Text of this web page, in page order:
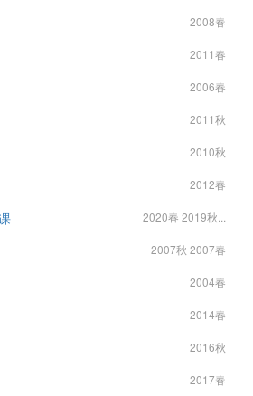
2008春
2011春
2006春
2011秋
2010秋
2012春
2020春 2019秋...
2007秋 2007春
2004春
2014春
2016秋
2017春